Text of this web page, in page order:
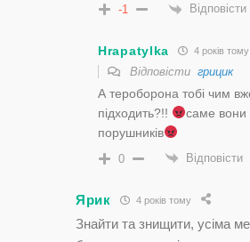
-1 Відповісти
Hrapatylka 4 років тому
Відповісти грицик
А тероборона тобі чим
підходить?!!
саме вони
порушників
0 Відповісти
Ярик 4 років тому
Знайти та знищити, усіма